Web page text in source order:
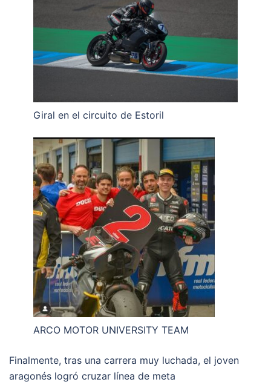
Giral en el circuito de Estoril
ARCO MOTOR UNIVERSITY TEAM
Finalmente, tras una carrera muy luchada, el joven
aragonés logró cruzar línea de meta